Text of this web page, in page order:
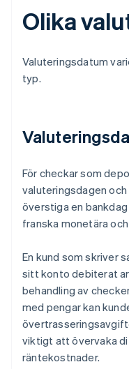
Olika
Valuteringsdatum
typ.
För checkar som
valuteringsdagen
överstiga en bankdag
franska monetära
En kund som skriver
sitt konto debiterat
behandling av
med pengar kan
viktigt att övervaka
räntekostnader.